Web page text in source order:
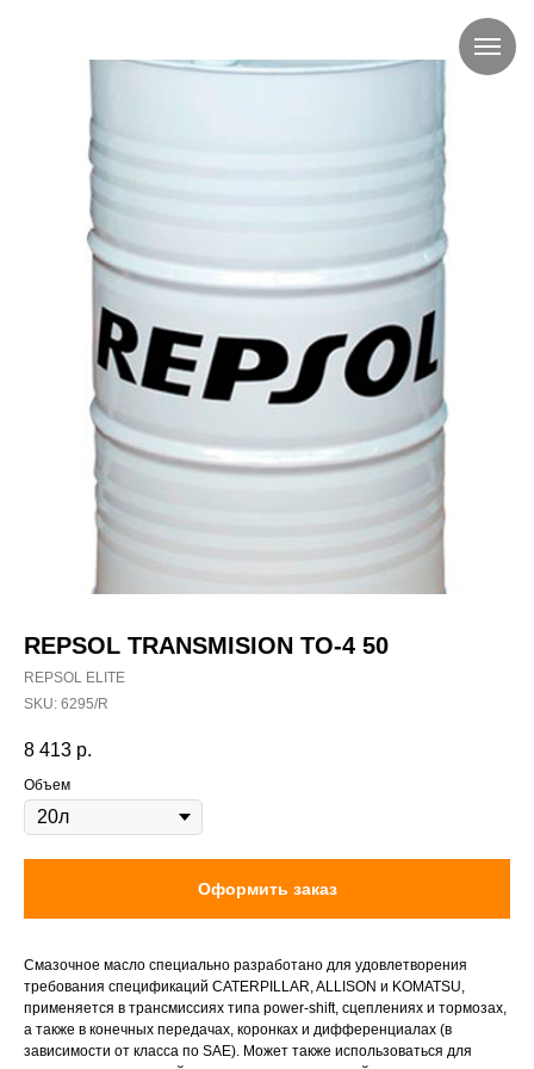
REPSOL TRANSMISION TO-4 50
REPSOL ELITE
SKU: 6295/R
8 413 р.
Объем
Оформить заказ
Смазочное масло специально разработано для удовлетворения
требования спецификаций CATERPILLAR, ALLISON и KOMATSU,
применяется в трансмиссиях типа power-shift, сцеплениях и тормозах,
а также в конечных передачах, коронках и дифференциалах (в
зависимости от класса по SAE). Может также использоваться для